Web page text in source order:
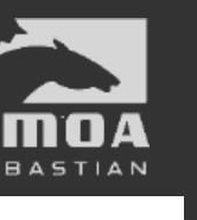
Abuztuaren 2a / 2 de
Abuztuaren 9a / 9 de
Abuztaren 12a / 12 de
Abuztuaren 15a / 15 de